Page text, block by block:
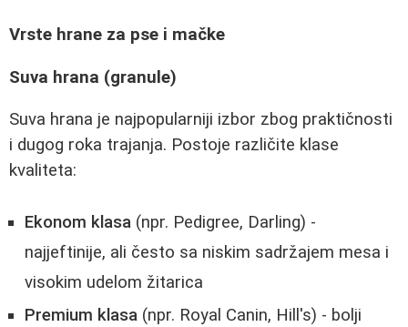
Vrste hrane za pse i mačke
Suva hrana (granule)
Suva hrana je najpopularniji izbor zbog praktičnosti
i dugog roka trajanja. Postoje različite klase
kvaliteta:
Ekonom klasa (npr. Pedigree, Darling) -
najjeftinije, ali često sa niskim sadržajem mesa i
visokim udelom žitarica
Premium klasa (npr. Royal Canin, Hill's) - bolji